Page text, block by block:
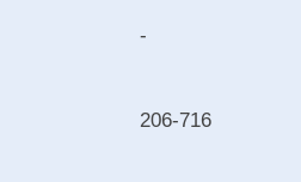
-
206-716